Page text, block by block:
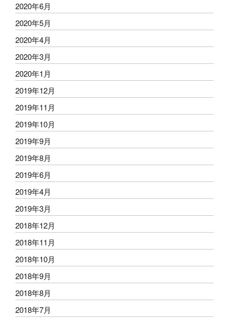
2020年6月
2020年5月
2020年4月
2020年3月
2020年1月
2019年12月
2019年11月
2019年10月
2019年9月
2019年8月
2019年6月
2019年4月
2019年3月
2018年12月
2018年11月
2018年10月
2018年9月
2018年8月
2018年7月